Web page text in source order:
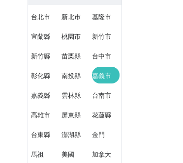
台北市 新北市 基隆市
宜蘭縣 桃園市 新竹市
新竹縣 苗栗縣 台中市
彰化縣 南投縣 嘉義市
嘉義縣 雲林縣 台南市
高雄市 屏東縣 花蓮縣
台東縣 澎湖縣 金門
馬祖 美國 加拿大